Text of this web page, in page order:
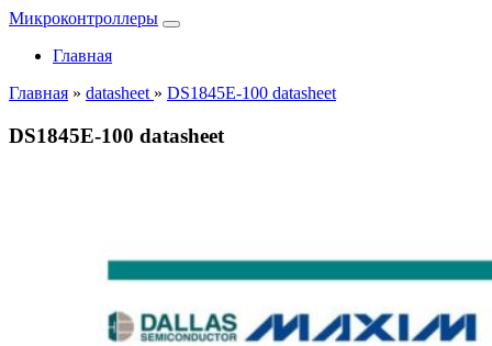
Микроконтроллеры
Главная
Главная » datasheet » DS1845E-100 datasheet
DS1845E-100 datasheet